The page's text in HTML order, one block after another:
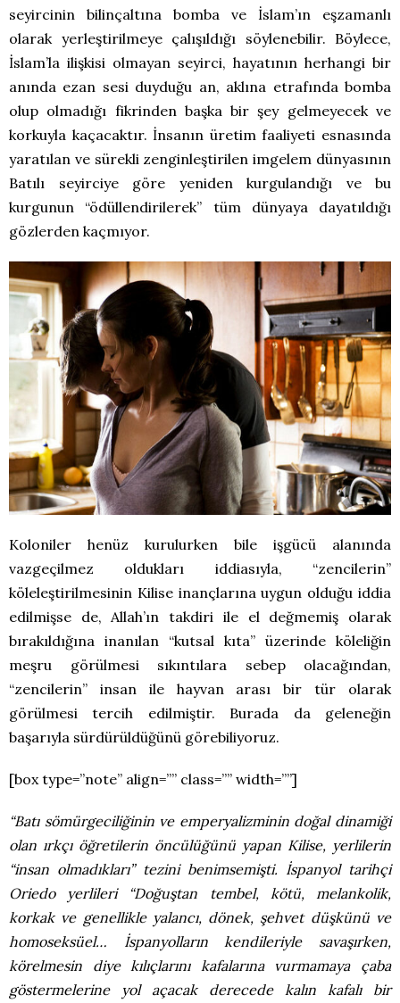
seyircinin bilinçaltına bomba ve İslam’ın eşzamanlı
olarak yerleştirilmeye çalışıldığı söylenebilir. Böylece,
İslam’la ilişkisi olmayan seyirci, hayatının herhangi bir
anında ezan sesi duyduğu an, aklına etrafında bomba
olup olmadığı fikrinden başka bir şey gelmeyecek ve
korkuyla kaçacaktır. İnsanın üretim faaliyeti esnasında
yaratılan ve sürekli zenginleştirilen imgelem dünyasının
Batılı seyirciye göre yeniden kurgulandığı ve bu
kurgunun “ödüllendirilerek” tüm dünyaya dayatıldığı
gözlerden kaçmıyor.
Koloniler henüz kurulurken bile işgücü alanında
vazgeçilmez oldukları iddiasıyla, “zencilerin”
köleleştirilmesinin Kilise inançlarına uygun olduğu iddia
edilmişse de, Allah’ın takdiri ile el değmemiş olarak
bırakıldığına inanılan “kutsal kıta” üzerinde köleliğin
meşru görülmesi sıkıntılara sebep olacağından,
“zencilerin” insan ile hayvan arası bir tür olarak
görülmesi tercih edilmiştir. Burada da geleneğin
başarıyla sürdürüldüğünü görebiliyoruz.
[box type=”note” align=”” class=”” width=””]
“Batı sömürgeciliğinin ve emperyalizminin doğal dinamiği
olan ırkçı öğretilerin öncülüğünü yapan Kilise, yerlilerin
“insan olmadıkları” tezini benimsemişti. İspanyol tarihçi
Oriedo yerlileri “Doğuştan tembel, kötü, melankolik,
korkak ve genellikle yalancı, dönek, şehvet düşkünü ve
homoseksüel… İspanyolların kendileriyle savaşırken,
körelmesin diye kılıçlarını kafalarına vurmamaya çaba
göstermelerine yol açacak derecede kalın kafalı bir